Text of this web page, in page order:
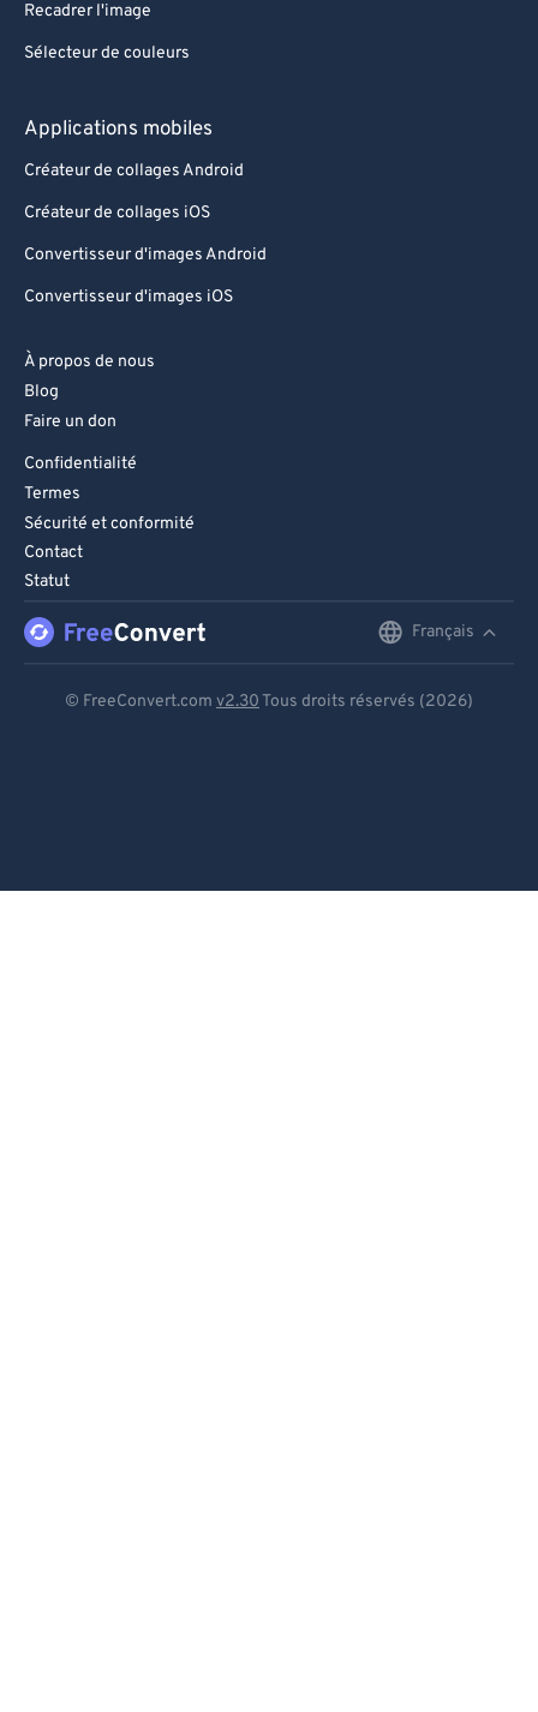
Recadrer l'image
Sélecteur de couleurs
Applications mobiles
Créateur de collages Android
Créateur de collages iOS
Convertisseur d'images Android
Convertisseur d'images iOS
À propos de nous
Blog
Faire un don
Confidentialité
Termes
Sécurité et conformité
Contact
Statut
Français
© FreeConvert.com v2.30 Tous droits réservés (2026)